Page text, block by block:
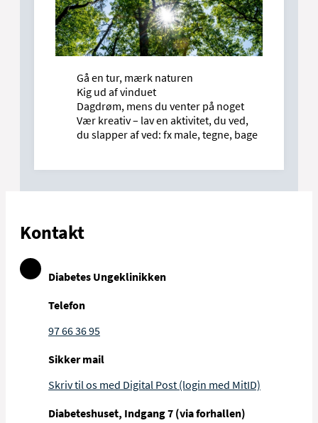
Gå en tur, mærk naturen
Kig ud af vinduet
Dagdrøm, mens du venter på noget
Vær kreativ – lav en aktivitet, du ved,
du slapper af ved: fx male, tegne, bage
Kontakt
Diabetes Ungeklinikken
Telefon
97 66 36 95
Sikker mail
Skriv til os med Digital Post (login med MitID)
Diabeteshuset, Indgang 7 (via forhallen)